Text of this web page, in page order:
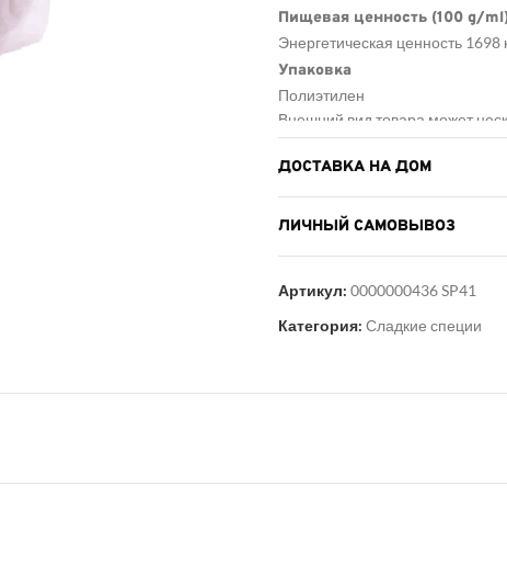
Пищевая ценность (100 g/
Энергетическая ценность 1698
Упаковка
Полиэтилен
Внешний вид товара может
получите, могут быть в другой
Информация в описании
Количество товаров по акции
ДОСТАВКА НА ДОМ
ЛИЧНЫЙ САМОВЫВОЗ
Артикул: 0000000436 SP41
Категория: Сладкие специи